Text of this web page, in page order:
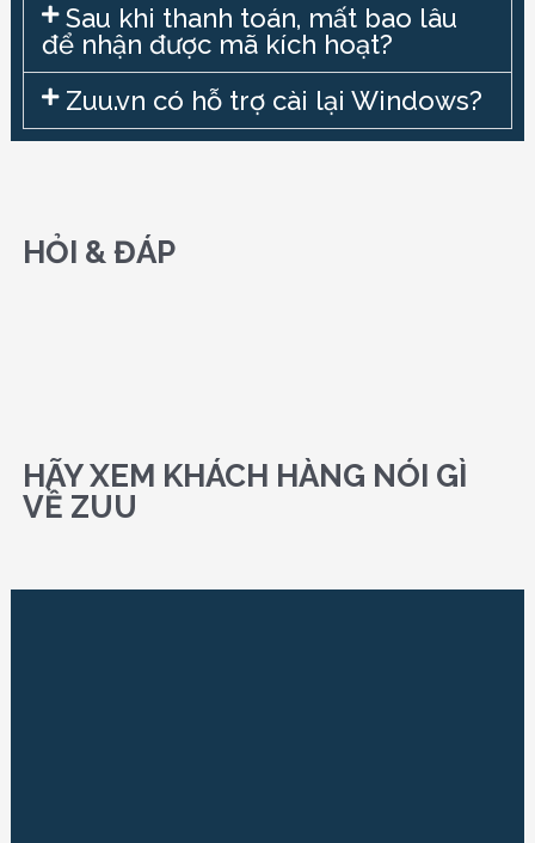
Sau khi thanh toán, mất bao lâu
để nhận được mã kích hoạt?
Zuu.vn có hỗ trợ cài lại Windows?
HỎI & ĐÁP
HÃY XEM KHÁCH HÀNG NÓI GÌ
VỀ ZUU